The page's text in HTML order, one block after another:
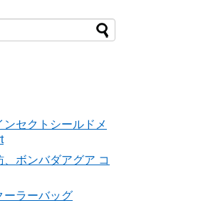
ンセクトシールドメ
ボンバダアグア コ
ーラーバッグ